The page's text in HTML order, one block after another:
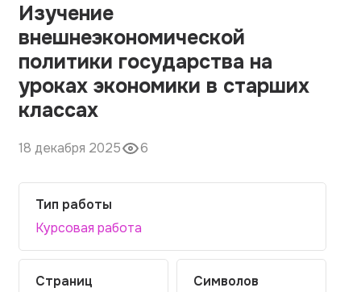
О компании
Наши гарантии
Порядок оплаты
Вопросы и ответы
Отзывы
Контакты
Изучение
внешнеэкономической
политики государства на
уроках экономики в старших
классах
18 декабря 2025 6
Тип работы
Курсовая работа
Страниц
Символов